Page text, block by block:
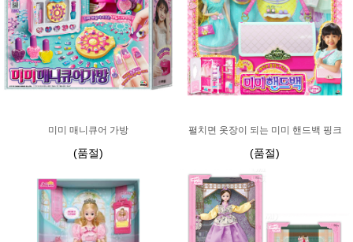
미미 매니큐어 가방
(품절)
펼치면 옷장이 되는 미미 핸드백 핑크
(품절)